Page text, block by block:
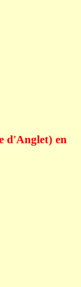
d'Anglet) en